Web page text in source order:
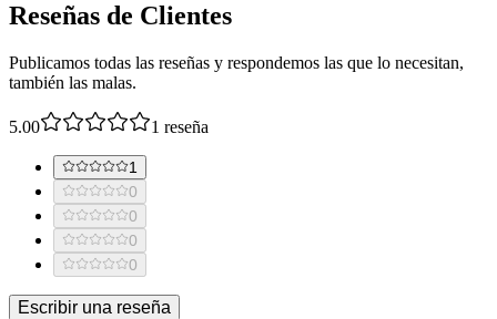
Reseñas de Clientes
Publicamos todas las reseñas y respondemos las que lo necesitan,
también las malas.
5.00 1 reseña
1
0
0
0
0
Escribir una reseña